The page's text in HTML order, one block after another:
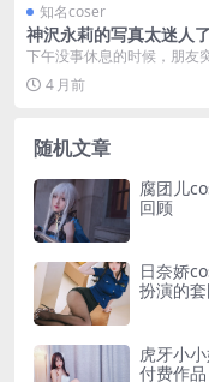
知名coser
神沢永莉的写真太迷人
位coser的魅力让人停不
下午没事休息的时候，朋友
了个链接过来，说“你快看这
开一看，是神沢永...
4 月前
随机文章
腐团儿
回顾
日奈娇
扮演的
虎牙小
付费作品